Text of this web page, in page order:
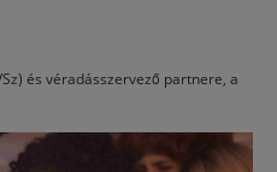
és véradásszervező partnere, a